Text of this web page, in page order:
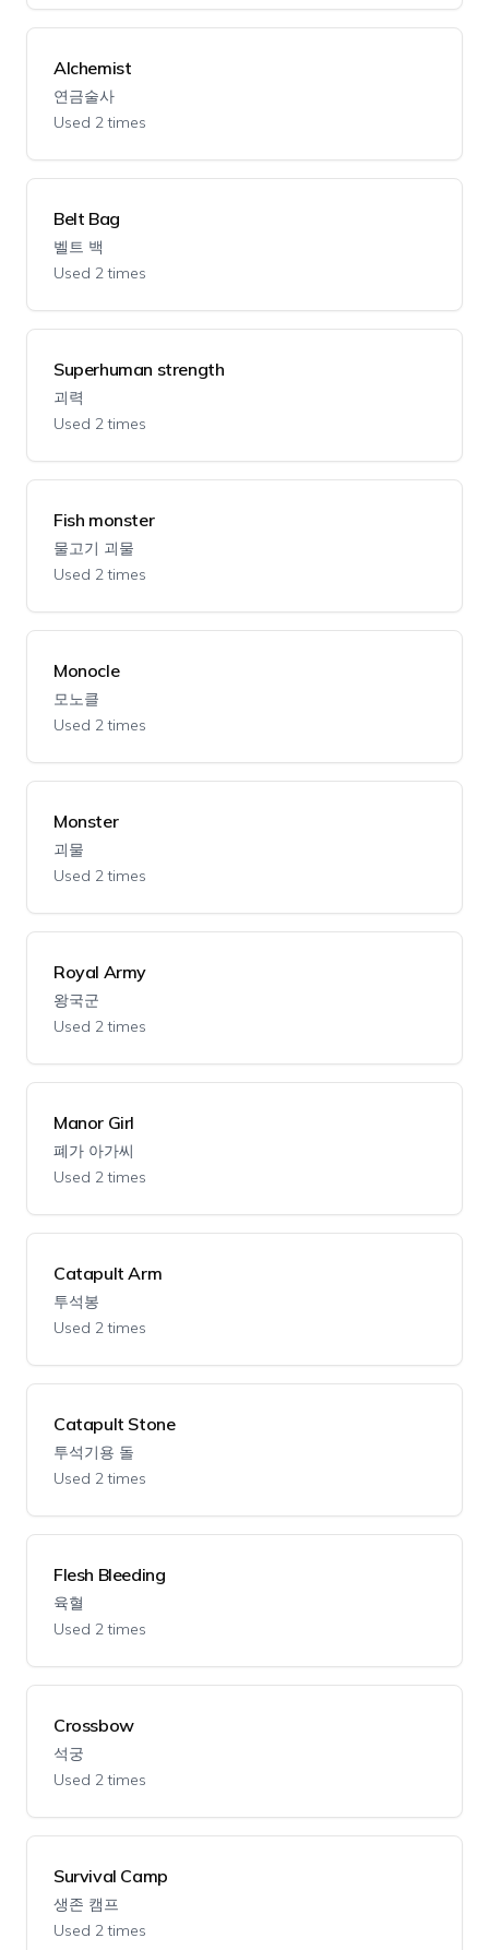
Alchemist
연금술사
Used 2 times
Belt Bag
벨트 백
Used 2 times
Superhuman strength
괴력
Used 2 times
Fish monster
물고기 괴물
Used 2 times
Monocle
모노클
Used 2 times
Monster
괴물
Used 2 times
Royal Army
왕국군
Used 2 times
Manor Girl
폐가 아가씨
Used 2 times
Catapult Arm
투석봉
Used 2 times
Catapult Stone
투석기용 돌
Used 2 times
Flesh Bleeding
육혈
Used 2 times
Crossbow
석궁
Used 2 times
Survival Camp
생존 캠프
Used 2 times